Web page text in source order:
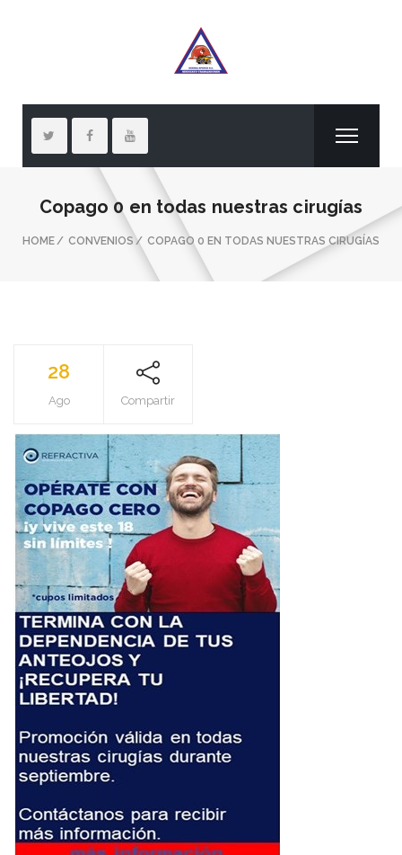
Copago 0 en todas nuestras cirugías
HOME CONVENIOS COPAGO 0 EN TODAS NUESTRAS CIRUGÍAS
28
Ago Compartir